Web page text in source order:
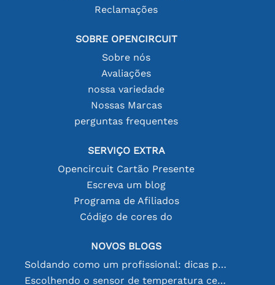
Reclamações
SOBRE OPENCIRCUIT
Sobre nós
Avaliações
nossa variedade
Nossas Marcas
perguntas frequentes
SERVIÇO EXTRA
Opencircuit Cartão Presente
Escreva um blog
Programa de Afiliados
Código de cores do
NOVOS BLOGS
Soldando como um profissional: dicas para conexões eletrônicas perfeitas
Escolhendo o sensor de temperatura certo [youtube]